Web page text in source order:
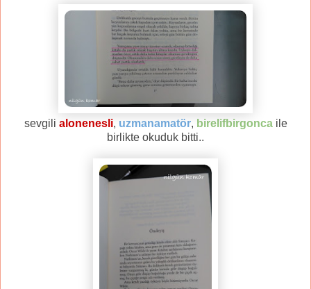
sevgili alonenesli, uzmanamatör, birelifbirgoncaile
birlikte okuduk bitti..